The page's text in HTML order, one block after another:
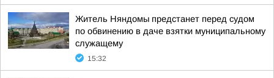
Житель Няндомы предстанет перед судом
по обвинению в даче взятки муниципальному
служащему
15:32